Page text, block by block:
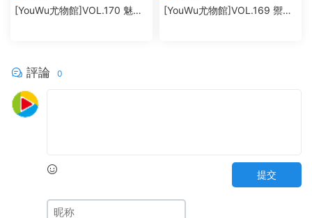
[YouWu尤物館]VOL.170 魅惑
[YouWu尤物館]VOL.169 禦姐
評論 0
提交